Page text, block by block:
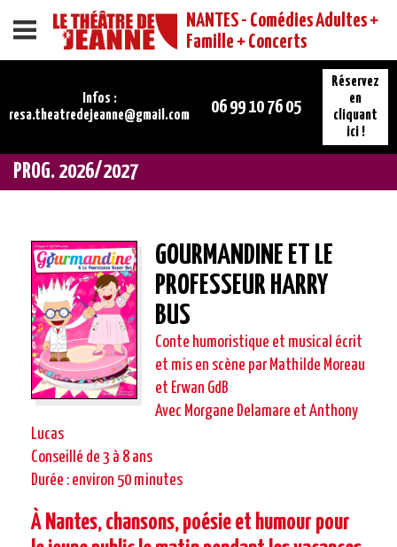
Menu
NANTES - Comédies Adultes +
Famille + Concerts
Infos :
resa.theatredejeanne@gmail.com
06 99 10 76 05
Réservez
en
cliquant
ici !
PROG. 2026/2027
GOURMANDINE ET LE
PROFESSEUR HARRY
BUS
Conte humoristique et musical écrit
et mis en scène par Mathilde Moreau
et Erwan GdB
Avec Morgane Delamare et Anthony
Lucas
Conseillé de 3 à 8 ans
Durée : environ 50 minutes
À Nantes, chansons, poésie et humour pour